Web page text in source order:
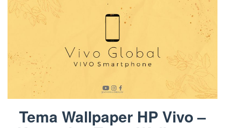
Tema Wallpaper HP Vivo –